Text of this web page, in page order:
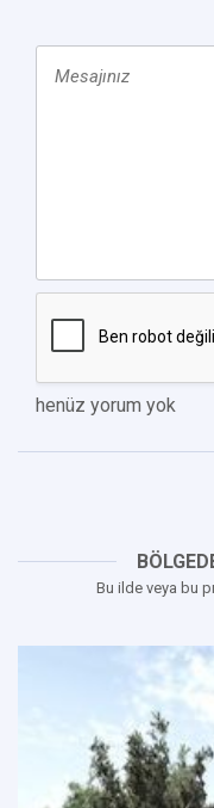
henüz yorum yok
Bu ilde veya bu